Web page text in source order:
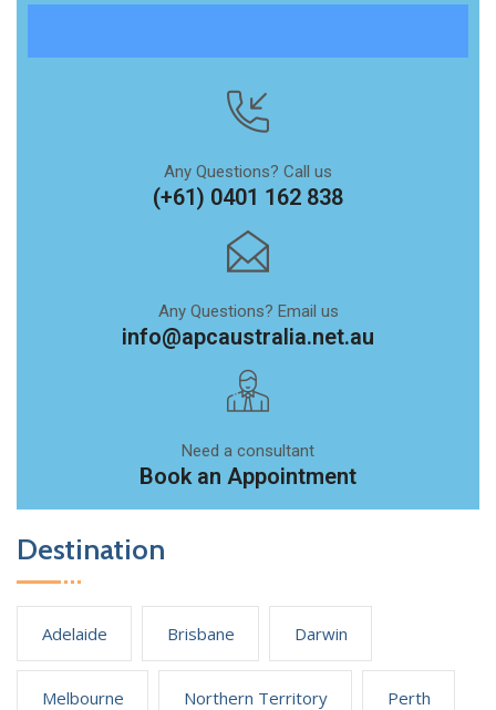
Any Questions? Call us
(+61) 0401 162 838
Any Questions? Email us
info@apcaustralia.net.au
Need a consultant
Book an Appointment
Destination
Adelaide Brisbane Darwin
Melbourne Northern Territory Perth